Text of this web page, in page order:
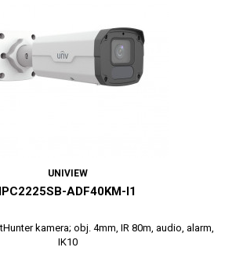
UNIVIEW
IPC2225SB-ADF40KM-I1
kamera; obj. 4mm, IR 80m, audio, alarm,
IK10